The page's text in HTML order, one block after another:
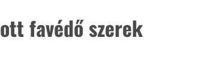
favédő szerek